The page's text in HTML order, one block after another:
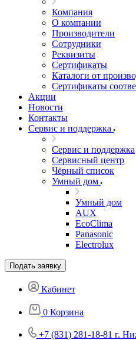
Компания
О компании
Производители
Сотрудники
Реквизиты
Сертификаты
Каталоги от
Сертификаты
Акции
Новости
Контакты
Сервис и поддержка
Сервис и поддержка
Сервисный центр
Чёрный список
Умный дом
Умный дом
AUX
EcoClima
Panasonic
Electrolux
Подать заявку
Кабинет
0 Корзина
+7 (831) 281-18-81 г.